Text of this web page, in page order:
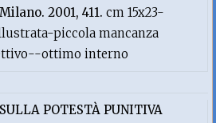
2001, 411.cm 15x23-
piccola mancanza
ottimo interno
SULLA POTESTÀ PUNITIVA